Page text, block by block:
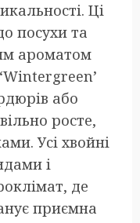
Ці
посухи та
ароматом
або
росте,
Усі хвойні
і
де
приємна